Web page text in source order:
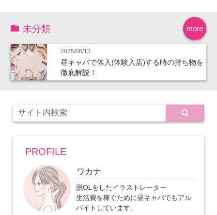
more
未分類
2025/06/13
昼キャバで体入(体験入店)する時の持ち物を
徹底解説！
PROFILE
ワカナ
脱OLをしたイラストレーター
生活費を稼ぐために昼キャバでもアル
バイトしています。